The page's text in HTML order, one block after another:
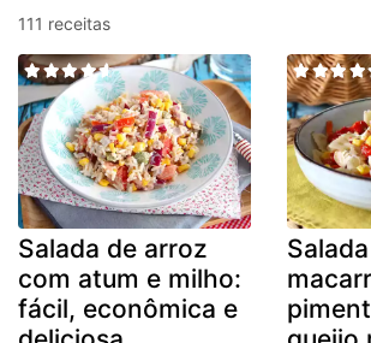
111 receitas
Salada de arroz
com atum e milho:
fácil, econômica e